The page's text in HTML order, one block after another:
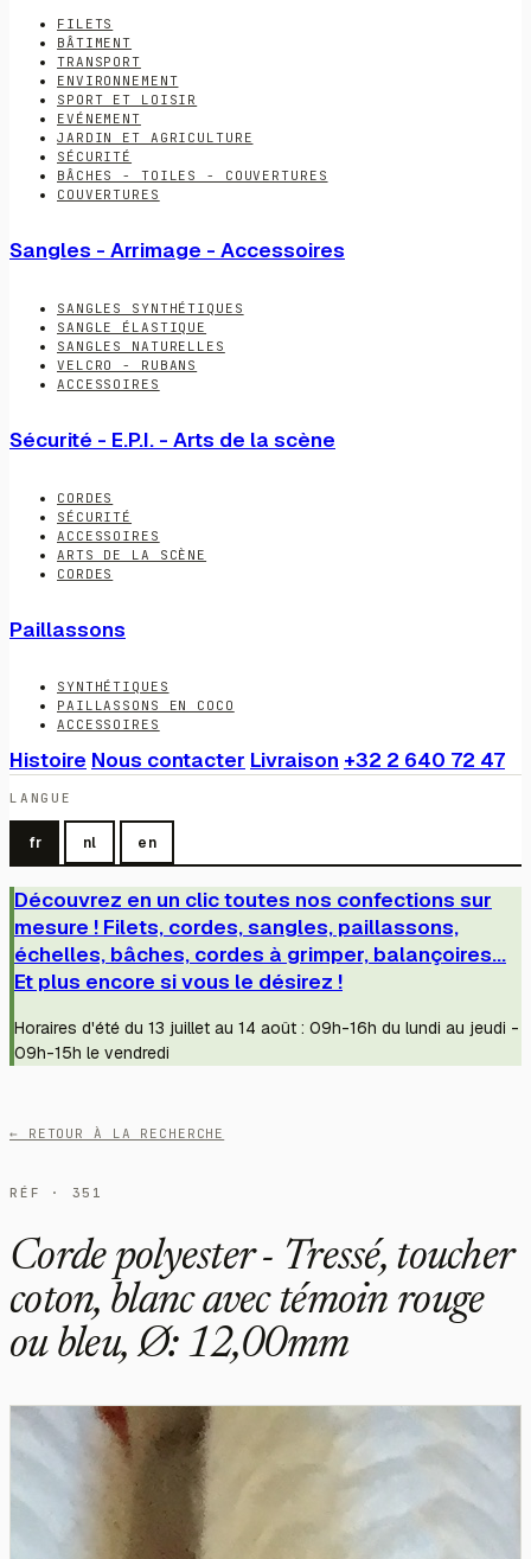
FILETS
BÂTIMENT
TRANSPORT
ENVIRONNEMENT
SPORT ET LOISIR
EVÉNEMENT
JARDIN ET AGRICULTURE
SÉCURITÉ
BÂCHES - TOILES - COUVERTURES
COUVERTURES
Sangles - Arrimage - Accessoires
SANGLES SYNTHÉTIQUES
SANGLE ÉLASTIQUE
SANGLES NATURELLES
VELCRO - RUBANS
ACCESSOIRES
Sécurité - E.P.I. - Arts de la scène
CORDES
SÉCURITÉ
ACCESSOIRES
ARTS DE LA SCÈNE
CORDES
Paillassons
SYNTHÉTIQUES
PAILLASSONS EN COCO
ACCESSOIRES
Histoire Nous contacter Livraison +32 2 640 72 47
LANGUE
fr nl en
Découvrez en un clic toutes nos confections sur
mesure ! Filets, cordes, sangles, paillassons,
échelles, bâches, cordes à grimper, balançoires...
Et plus encore si vous le désirez !
Horaires d'été du 13 juillet au 14 août : 09h-16h du lundi au jeudi -
09h-15h le vendredi
← RETOUR À LA RECHERCHE
RÉF · 351
Corde polyester - Tressé, toucher
coton, blanc avec témoin rouge
ou bleu, Ø: 12,00mm